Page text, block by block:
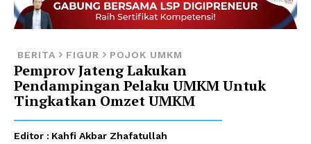
BERITA FIGUR POJOK UMKM
Pemprov Jateng Lakukan
Pendampingan Pelaku UMKM Untuk
Tingkatkan Omzet UMKM
Editor : Kahfi Akbar Zhafatullah